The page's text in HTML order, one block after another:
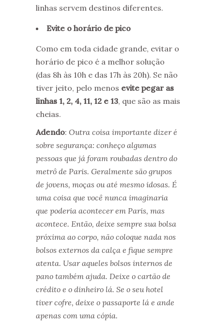
linhas servem destinos diferentes.
Evite o horário de pico
Como em toda cidade grande, evitar o
horário de pico é a melhor solução
(das 8h às 10h e das 17h às 20h). Se não
tiver jeito, pelo menos evite pegar as
linhas 1, 2, 4, 11, 12 e 13, que são as mais
cheias.
Adendo: Outra coisa importante dizer é
sobre segurança: conheço algumas
pessoas que já foram roubadas dentro do
metrô de Paris. Geralmente são grupos
de jovens, moças ou até mesmo idosas. É
uma coisa que você nunca imaginaria
que poderia acontecer em Paris, mas
acontece. Então, deixe sempre sua bolsa
próxima ao corpo, não coloque nada nos
bolsos externos da calça e fique sempre
atenta. Usar aqueles bolsos internos de
pano também ajuda. Deixe o cartão de
crédito e o dinheiro lá. Se o seu hotel
tiver cofre, deixe o passaporte lá e ande
apenas com uma cópia.